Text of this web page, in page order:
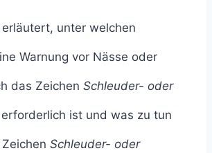
unter welchen
Warnung vor Nässe oder
das Zeichen Schleuder- oder
ist und was zu tun
Schleuder- oder